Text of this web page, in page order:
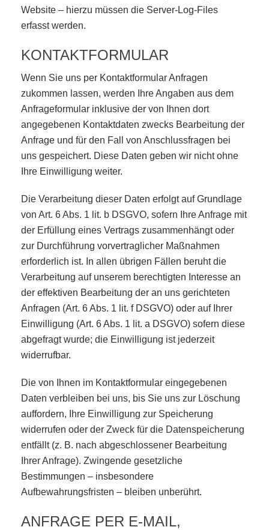
Website – hierzu müssen die Server-Log-Files
erfasst werden.
KONTAKTFORMULAR
Wenn Sie uns per Kontaktformular Anfragen
zukommen lassen, werden Ihre Angaben aus dem
Anfrageformular inklusive der von Ihnen dort
angegebenen Kontaktdaten zwecks Bearbeitung der
Anfrage und für den Fall von Anschlussfragen bei
uns gespeichert. Diese Daten geben wir nicht ohne
Ihre Einwilligung weiter.
Die Verarbeitung dieser Daten erfolgt auf Grundlage
von Art. 6 Abs. 1 lit. b DSGVO, sofern Ihre Anfrage mit
der Erfüllung eines Vertrags zusammenhängt oder
zur Durchführung vorvertraglicher Maßnahmen
erforderlich ist. In allen übrigen Fällen beruht die
Verarbeitung auf unserem berechtigten Interesse an
der effektiven Bearbeitung der an uns gerichteten
Anfragen (Art. 6 Abs. 1 lit. f DSGVO) oder auf Ihrer
Einwilligung (Art. 6 Abs. 1 lit. a DSGVO) sofern diese
abgefragt wurde; die Einwilligung ist jederzeit
widerrufbar.
Die von Ihnen im Kontaktformular eingegebenen
Daten verbleiben bei uns, bis Sie uns zur Löschung
auffordern, Ihre Einwilligung zur Speicherung
widerrufen oder der Zweck für die Datenspeicherung
entfällt (z. B. nach abgeschlossener Bearbeitung
Ihrer Anfrage). Zwingende gesetzliche
Bestimmungen – insbesondere
Aufbewahrungsfristen – bleiben unberührt.
ANFRAGE PER E-MAIL,